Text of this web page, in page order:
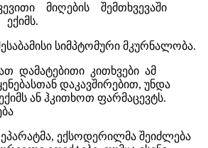
მიღების შემთხვევაში
სიმპტომური მკურნალობა.
დამატებითი კითხვები ამ
დაკავშირებით, უნდა
ან ჰკითხოთ ფარმაცევტს.
ექსოდერილმა შეიძლება